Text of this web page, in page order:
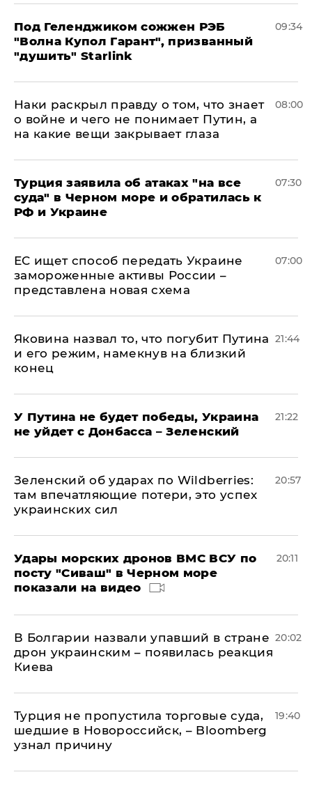
Под Геленджиком сожжен РЭБ
"Волна Купол Гарант", призванный
"душить" Starlink
09:34
Наки раскрыл правду о том, что знает
о войне и чего не понимает Путин, а
на какие вещи закрывает глаза
08:00
Турция заявила об атаках "на все
суда" в Черном море и обратилась к
РФ и Украине
07:30
ЕС ищет способ передать Украине
замороженные активы России –
представлена новая схема
07:00
Яковина назвал то, что погубит Путина
и его режим, намекнув на близкий
конец
21:44
У Путина не будет победы, Украина
не уйдет с Донбасса – Зеленский
21:22
Зеленский об ударах по Wildberries:
там впечатляющие потери, это успех
украинских сил
20:57
Удары морских дронов ВМС ВСУ по
посту "Сиваш" в Черном море
показали на видео
20:11
В Болгарии назвали упавший в стране
дрон украинским – появилась реакция
Киева
20:02
Турция не пропустила торговые суда,
шедшие в Новороссийск, – Bloomberg
узнал причину
19:40